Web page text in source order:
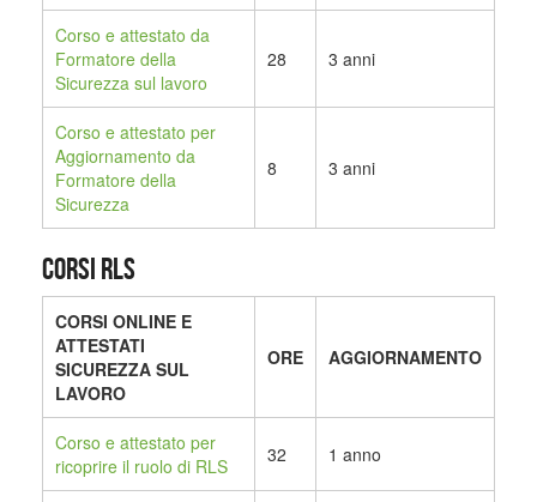
Corso e attestato da
Formatore della
Sicurezza sul lavoro
28 3 anni
Corso e attestato per
Aggiornamento da
Formatore della
Sicurezza
8 3 anni
CORSI RLS
CORSI ONLINE E
ATTESTATI
SICUREZZA SUL
LAVORO
ORE AGGIORNAMENTO
Corso e attestato per
ricoprire il ruolo di RLS
32 1 anno